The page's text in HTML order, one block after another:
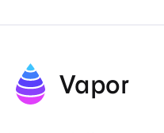
Vapor